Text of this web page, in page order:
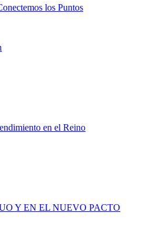
los Puntos
en el Reino
Y EN EL NUEVO PACTO